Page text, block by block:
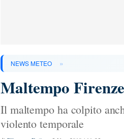
NEWS METEO »
Maltempo
Il maltempo ha colpito
violento temporale